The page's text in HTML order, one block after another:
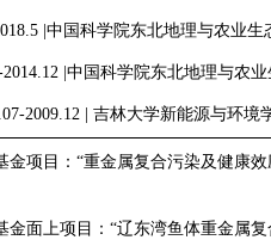
| 中国科学院东北地理与农业生
| 中国科学院东北地理与农
2009.12 | 吉林大学新能源与环境
金项目： “重金属复合污染及健康效
金面上项目： “辽东湾鱼体重金属